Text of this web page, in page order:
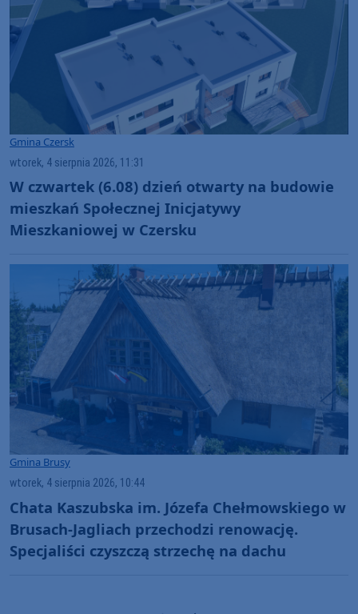
Gmina Czersk
wtorek, 4 sierpnia 2026, 11:31
W czwartek (6.08) dzień otwarty na budowie
mieszkań Społecznej Inicjatywy
Mieszkaniowej w Czersku
Gmina Brusy
wtorek, 4 sierpnia 2026, 10:44
Chata Kaszubska im. Józefa Chełmowskiego w
Brusach-Jagliach przechodzi renowację.
Specjaliści czyszczą strzechę na dachu